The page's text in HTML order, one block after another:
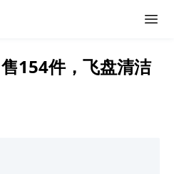
154件，飞盘清洁